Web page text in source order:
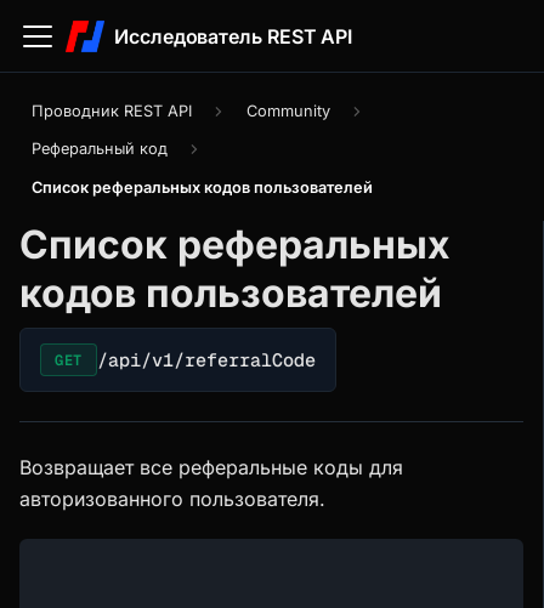
Исследователь REST API
Проводник REST API Community
Реферальный код
Список реферальных кодов пользователей
Список реферальных
кодов пользователей
GET /api/v1/referralCode
Возвращает все реферальные коды для
авторизованного пользователя.